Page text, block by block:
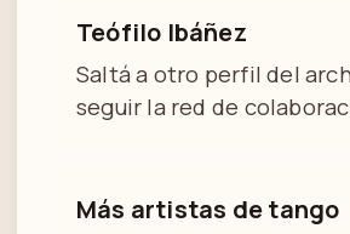
Teófilo Ibáñez
Saltá a otro perfil del
seguir la red de
Más artistas de tango